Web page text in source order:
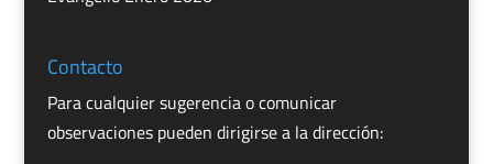
Contacto
Para cualquier sugerencia o comunicar
observaciones pueden dirigirse a la dirección: